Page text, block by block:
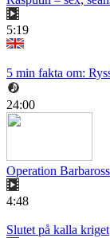
5:19
5 min fakta om:
24:00
Operation
4:48
Slutet på kalla kriget